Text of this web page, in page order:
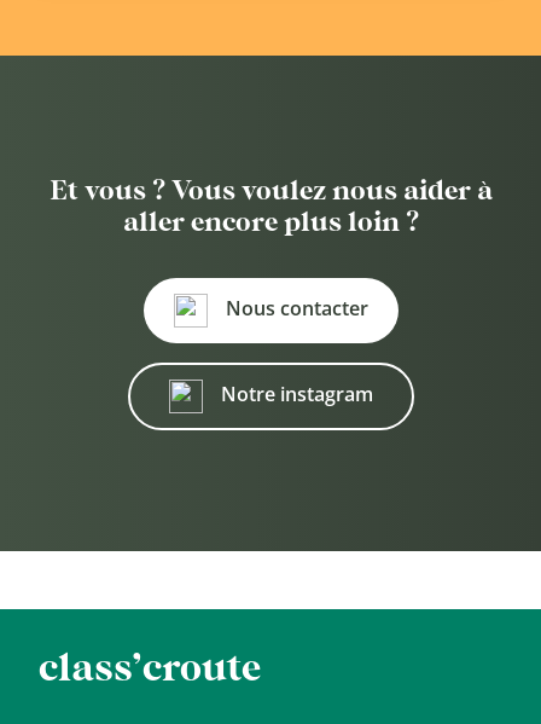
Et vous ? Vous voulez nous aider à
aller encore plus loin ?
Nous contacter
Notre instagram
class’croute